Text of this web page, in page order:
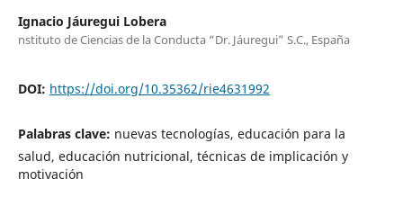
Ignacio Jáuregui Lobera
nstituto de Ciencias de la Conducta “Dr. Jáuregui” S.C., España
DOI: https://doi.org/10.35362/rie4631992
Palabras clave: nuevas tecnologías, educación para la
salud, educación nutricional, técnicas de implicación y
motivación